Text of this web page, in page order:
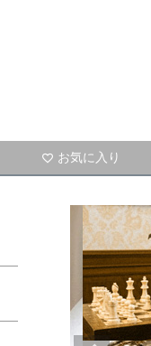
お気に入り